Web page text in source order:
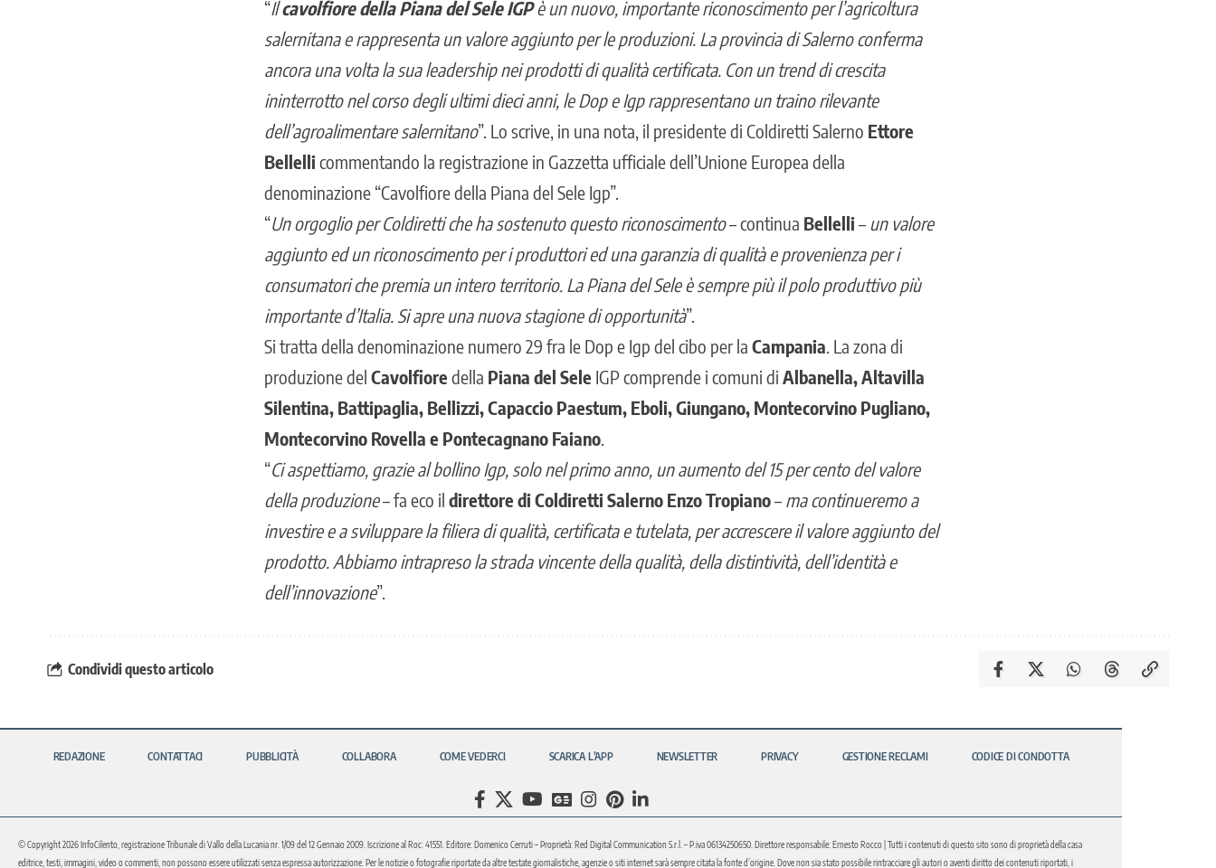
“Ilcavolfiore della Piana del Sele IGPè un nuovo, importante riconoscimento per l’agricoltura
salernitana e rappresenta un valore aggiunto per le produzioni. La provincia di Salerno conferma
ancora una volta la sua leadership nei prodotti di qualità certificata. Con un trend di crescita
ininterrotto nel corso degli ultimi dieci anni, le Dop e Igp rappresentano un traino rilevante
dell’agroalimentare salernitano”. Lo scrive, in una nota, il presidente di Coldiretti Salerno Ettore
Bellellicommentando la registrazione in Gazzetta ufficiale dell’Unione Europea della
denominazione “Cavolfiore della Piana del Sele Igp”.
“Un orgoglio per Coldiretti che ha sostenuto questo riconoscimento– continua Bellelli– un valore
aggiunto ed un riconoscimento per i produttori ed una garanzia di qualità e provenienza per i
consumatori che premia un intero territorio. La Piana del Sele è sempre più il polo produttivo più
importante d’Italia. Si apre una nuova stagione di opportunità”.
Si tratta della denominazione numero 29 fra le Dop e Igp del cibo per la Campania. La zona di
produzione del Cavolfiore della Piana del Sele IGP comprende i comuni di Albanella, Altavilla
Silentina, Battipaglia, Bellizzi, Capaccio Paestum, Eboli, Giungano, Montecorvino Pugliano,
Montecorvino Rovella e Pontecagnano Faiano.
“Ci aspettiamo, grazie al bollino Igp, solo nel primo anno, un aumento del 15 per cento del valore
della produzione– fa eco il direttore di Coldiretti Salerno Enzo Tropiano– ma continueremo a
investire e a sviluppare la filiera di qualità, certificata e tutelata, per accrescere il valore aggiunto del
prodotto. Abbiamo intrapreso la strada vincente della qualità, della distintività, dell’identità e
dell’innovazione”.
Condividi questo articolo
REDAZIONE CONTATTACI PUBBLICITÀ COLLABORA COME VEDERCI SCARICA L’APP NEWSLETTER PRIVACY GESTIONE RECLAMI CODICE DI CONDOTTA
© Copyright 2026 InfoCilento, registrazione Tribunale di Vallo della Lucania nr. 1/09 del 12 Gennaio 2009. Iscrizione al Roc: 41551. Editore: Domenico Cerruti – Proprietà: Red Digital Communication S.r.l. – P.iva 06134250650. Direttore responsabile: Ernesto Rocco | Tutti i contenuti di questo sito sono di proprietà della casa
editrice, testi, immagini, video o commenti, non possono essere utilizzati senza espressa autorizzazione. Per le notizie o fotografie riportate da altre testate giornalistiche, agenzie o siti internet sarà sempre citata la fonte d’origine. Dove non sia stato possibile rintracciare gli autori o aventi diritto dei contenuti riportati, i